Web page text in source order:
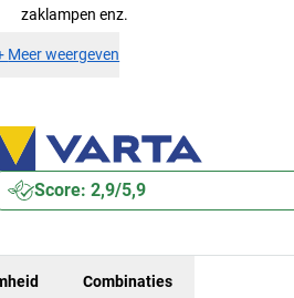
zaklampen enz.
Meer weergeven
Score: 2,9/5,9
Combinaties